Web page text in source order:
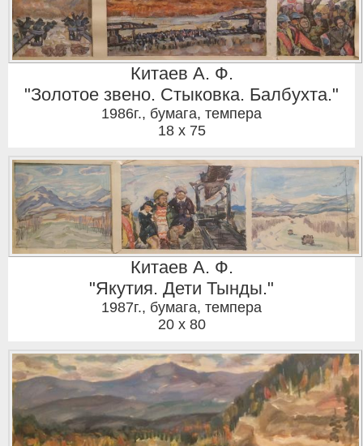
Китаев А. Ф.
"Золотое звено. Стыковка. Балбухта."
1986г., бумага, темпера
18 x 75
Китаев А. Ф.
"Якутия. Дети Тынды."
1987г., бумага, темпера
20 x 80